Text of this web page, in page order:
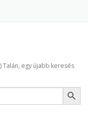
Talán, egy újabb keresés
Search Button